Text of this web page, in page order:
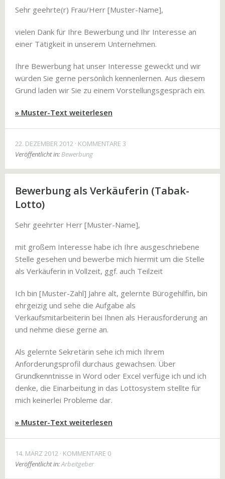
Sehr geehrte(r) Frau/Herr [Muster-Name],
vielen Dank für Ihre Bewerbung und Ihr Interesse an
einer Tätigkeit in unserem Unternehmen.
Ihre Bewerbung hat unser Interesse geweckt und wir
würden Sie gerne persönlich kennenlernen. Aus diesem
Grund laden wir Sie zu einem Vorstellungsgespräch ein.
» Muster-Text weiterlesen
22. DEZEMBER 2012 KOMMENTARE 3
Veröffentlicht in:Bewerbung
Bewerbung als Verkäuferin (Tabak-
Lotto)
Sehr geehrter Herr [Muster-Name],
mit großem Interesse habe ich Ihre ausgeschriebene
Stelle gesehen und bewerbe mich hiermit um die Stelle
als Verkäuferin in Vollzeit, ggf. auch Teilzeit
Ich bin [Muster-Zahl] Jahre alt, gelernte Bürogehilfin, bin
ehrgeizig und sehe die Aufgabe als
Verkaufsmitarbeiterin bei Ihnen als Herausforderung an
und nehme diese gerne an.
Als gelernte Sekretärin sehe ich mich Ihrem
Anforderungsprofil durchaus gewachsen. Über
Grundkenntnisse in Word oder Excel verfüge ich und ich
denke, die Einarbeitung in das Lottosystem stellte für
mich keinerlei Probleme dar.
» Muster-Text weiterlesen
14. MÄRZ 2012 KOMMENTARE 0
Veröffentlicht in:Arbeitgeber